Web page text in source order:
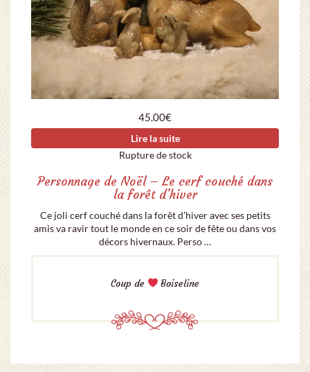
45.00€
Lire la suite
Rupture de stock
Personnage de Noël – Le cerf couché dans
la forêt d’hiver
Ce joli cerf couché dans la forêt d’hiver avec ses petits
amis va ravir tout le monde en ce soir de fête ou dans vos
décors hivernaux. Perso …
Coup de Boiseline